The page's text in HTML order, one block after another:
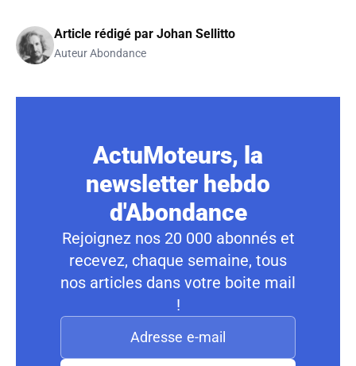
Article rédigé par Johan Sellitto
Auteur Abondance
ActuMoteurs, la
newsletter hebdo
d'Abondance
Rejoignez nos 20 000 abonnés et
recevez, chaque semaine, tous
nos articles dans votre boite mail
!